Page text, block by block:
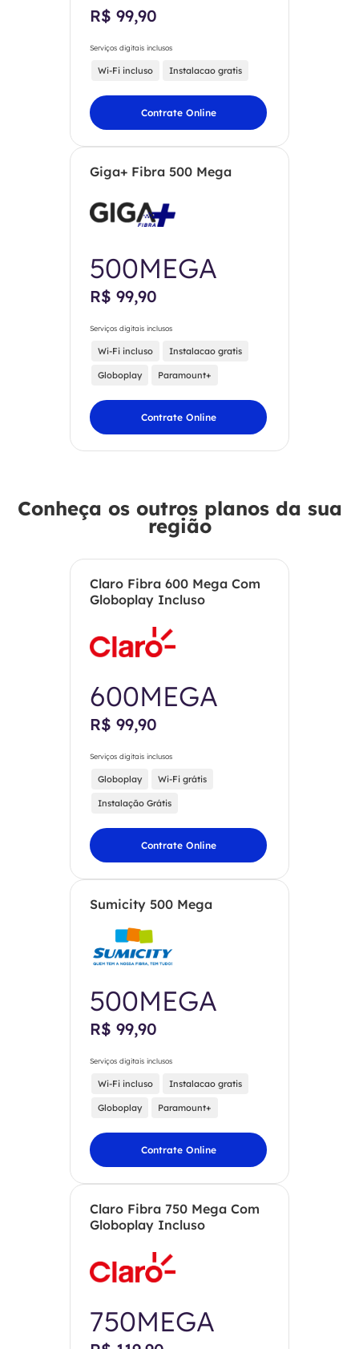
R$ 99,90
Serviços digitais inclusos
Wi-Fi incluso Instalacao gratis
Contrate Online
Giga+ Fibra 500 Mega
500MEGA
R$ 99,90
Serviços digitais inclusos
Wi-Fi incluso Instalacao gratis
Globoplay Paramount+
Contrate Online
Conheça os outros planos da sua
região
Claro Fibra 600 Mega Com
Globoplay Incluso
600MEGA
R$ 99,90
Serviços digitais inclusos
Globoplay Wi-Fi grátis
Instalação Grátis
Contrate Online
Sumicity 500 Mega
500MEGA
R$ 99,90
Serviços digitais inclusos
Wi-Fi incluso Instalacao gratis
Globoplay Paramount+
Contrate Online
Claro Fibra 750 Mega Com
Globoplay Incluso
750MEGA